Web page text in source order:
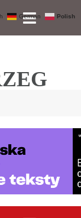
German Polish